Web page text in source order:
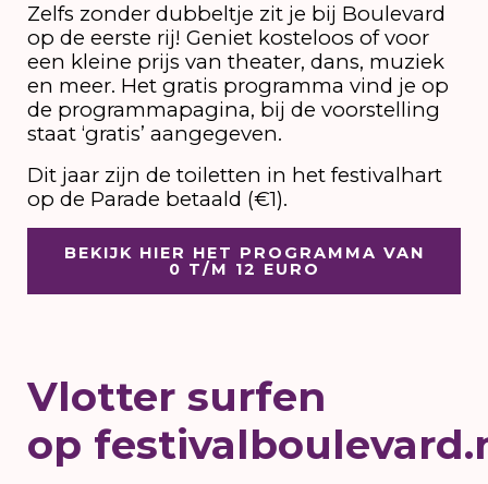
Zelfs zonder dubbeltje zit je bij Boulevard
op de eerste rij! Geniet kosteloos of voor
een kleine prijs van theater, dans, muziek
en meer. Het gratis programma vind je op
de programmapagina, bij de voorstelling
staat ‘gratis’ aangegeven.
Dit jaar zijn de toiletten in het festivalhart
op de Parade betaald (€1).
BEKIJK HIER HET PROGRAMMA VAN
0 T/M 12 EURO
Vlotter surfen
op